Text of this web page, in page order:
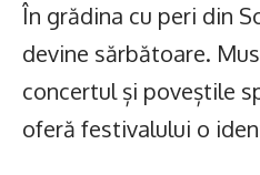
În grădina cu peri din
devine sărbătoare.
concertul și poveștile
oferă festivalului o